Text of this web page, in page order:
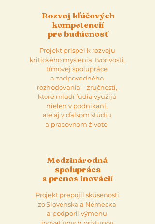
Rozvoj kľúčových
kompetencií
pre budúcnosť
Projekt prispel k rozvoju
kritického myslenia, tvorivosti,
tímovej spolupráce
a zodpovedného
rozhodovania – zručností,
ktoré mladí ľudia využijú
nielen v podnikaní,
ale aj v ďalšom štúdiu
a pracovnom živote.
Medzinárodná
spolupráca
a prenos inovácií
Projekt prepojil skúsenosti
zo Slovenska a Nemecka
a podporil výmenu